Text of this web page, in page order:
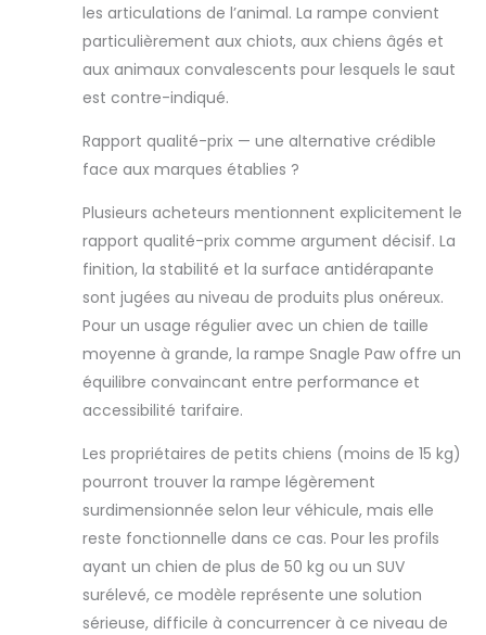
suffisamment
durable. L'ajout de
six tubes de
support à l'arrière
jusqu'à 1100 cm.
kg,idéal pour
l'extérieur de
petites,
moyennes et
grandes chiens
lors de l'entrée
dans les voitures,
les SUV, les
camions Grande
capacité : la
taille pratique de
45,7 x 43 x 13,4 cm
et une fois pliée,
elle pèse 6,98 kg,
ce qui la rend très
facile à ranger. Il
peut être
facilement rangé
les articulations de l’animal. La rampe convient
particulièrement aux chiots, aux chiens âgés et
aux animaux convalescents pour lesquels le saut
est contre-indiqué.
Rapport qualité-prix — une alternative crédible
face aux marques établies ?
Plusieurs acheteurs mentionnent explicitement le
rapport qualité-prix comme argument décisif. La
finition, la stabilité et la surface antidérapante
sont jugées au niveau de produits plus onéreux.
Pour un usage régulier avec un chien de taille
moyenne à grande, la rampe Snagle Paw offre un
équilibre convaincant entre performance et
accessibilité tarifaire.
Les propriétaires de petits chiens (moins de 15 kg)
pourront trouver la rampe légèrement
surdimensionnée selon leur véhicule, mais elle
reste fonctionnelle dans ce cas. Pour les profils
ayant un chien de plus de 50 kg ou un SUV
surélevé, ce modèle représente une solution
sérieuse, difficile à concurrencer à ce niveau de